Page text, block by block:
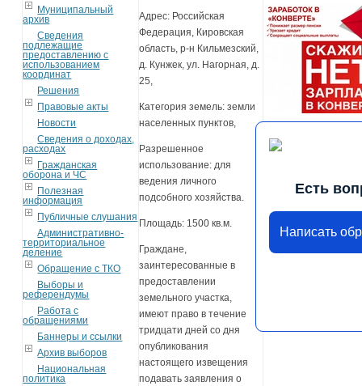
Муниципальный
архив
Сведения
подлежащие
предоставлению с
использованием
координат
Решения
Правовые акты
Новости
Сведения о доходах,
расходах
Гражданская
оборона и ЧС
Полезная
информация
Публичные слушания
Административно-
территориальное
деление
Обращение с ТКО
Выборы и
референдумы
Работа с
обращениями
Баннеры и ссылки
Архив выборов
Национальная
политика
Адрес: Российская
Федерация, Кировская
область, р-н Кильмезский,
д. Кунжек, ул. Нагорная, д.
25,
Категория земель: земли
населенных пунктов,
Разрешенное
использование: для
ведения личного
подсобного хозяйства.
Площадь: 1500 кв.м.
Граждане,
заинтересованные в
предоставлении
земельного участка,
имеют право в течение
тридцати дней со дня
опубликования
настоящего извещения
подавать заявления о
Есть
Написать